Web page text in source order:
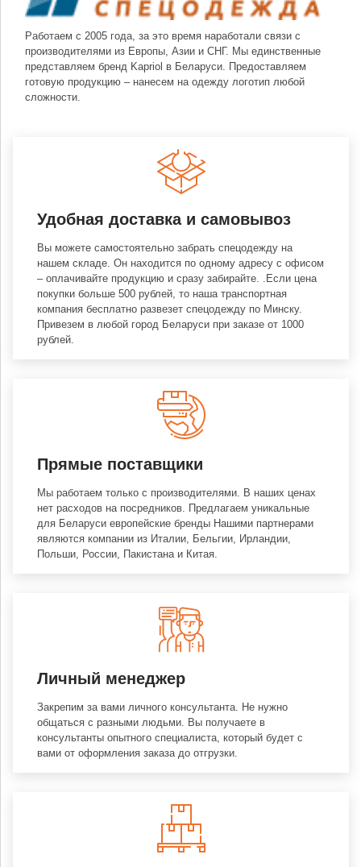
Работаем с 2005 года, за это время наработали связи с
производителями из Европы, Азии и СНГ. Мы единственные
представляем бренд Kapriol в Беларуси. Предоставляем
готовую продукцию – нанесем на одежду логотип любой
сложности.
Удобная доставка и самовывоз
Вы можете самостоятельно забрать спецодежду на
нашем складе. Он находится по одному адресу с офисом
– оплачивайте продукцию и сразу забирайте. .Если цена
покупки больше 500 рублей, то наша транспортная
компания бесплатно развезет спецодежду по Минску.
Привезем в любой город Беларуси при заказе от 1000
рублей.
Прямые поставщики
Мы работаем только с производителями. В наших ценах
нет расходов на посредников. Предлагаем уникальные
для Беларуси европейские бренды Нашими партнерами
являются компании из Италии, Бельгии, Ирландии,
Польши, России, Пакистана и Китая.
Личный менеджер
Закрепим за вами личного консультанта. Не нужно
общаться с разными людьми. Вы получаете в
консультанты опытного специалиста, который будет с
вами от оформления заказа до отгрузки.